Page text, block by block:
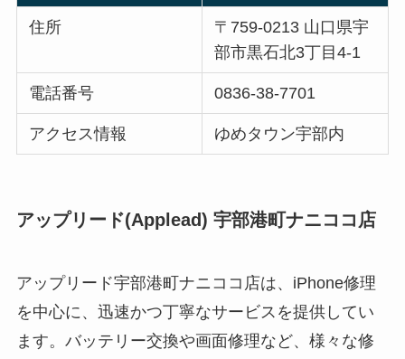
住所
〒759-0213 山口県宇
部市黒石北3丁目4-1
電話番号 0836-38-7701
アクセス情報 ゆめタウン宇部内
アップリード(Applead) 宇部港町ナニココ店
アップリード宇部港町ナニココ店は、iPhone修理
を中心に、迅速かつ丁寧なサービスを提供してい
ます。バッテリー交換や画面修理など、様々な修